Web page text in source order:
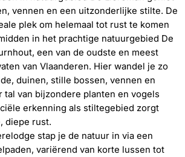
vennen en een uitzonderlijke stilte. De
plek om helemaal tot rust te komen
in het prachtige natuurgebied De
een van de oudste en meest
van Vlaanderen. Hier wandel je zo
duinen, stille bossen, vennen en
tal van bijzondere planten en vogels
erkenning als stiltegebied zorgt
diepe rust.
stap je de natuur in via een
variërend van korte lussen tot